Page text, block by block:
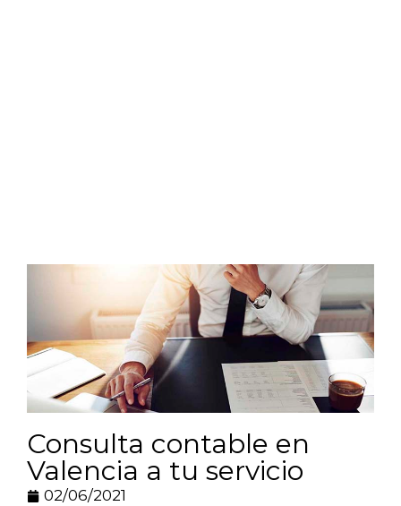
Consulta contable en
Valencia a tu servicio
02/06/2021